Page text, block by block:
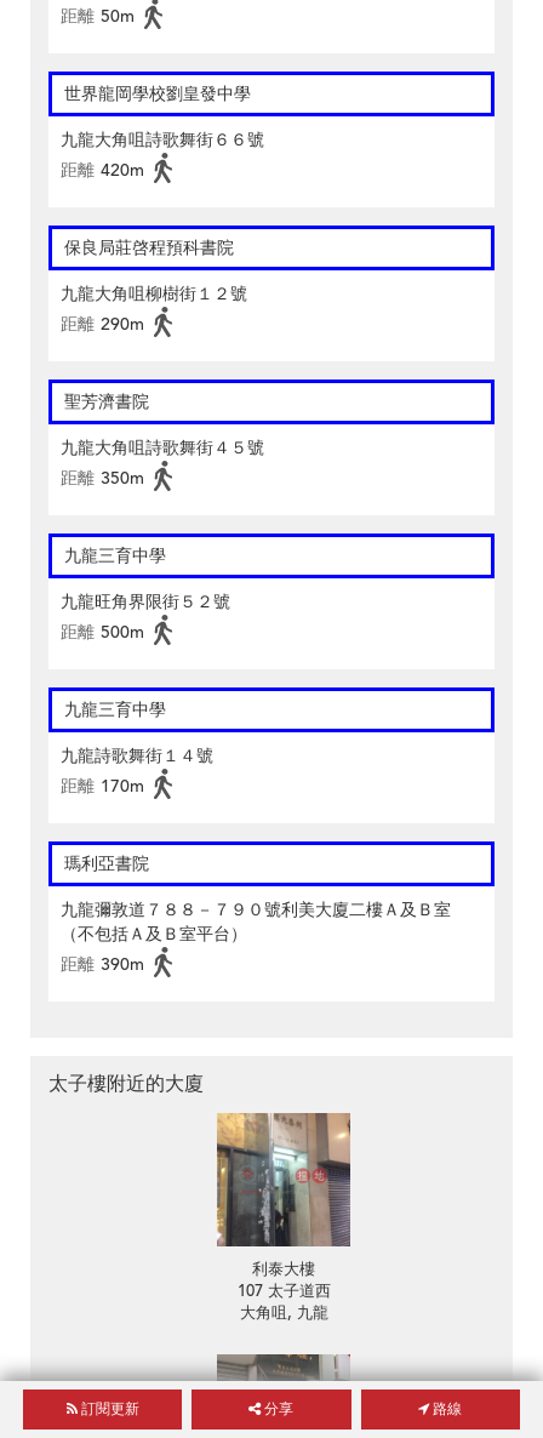
距離 50m
世界龍岡學校劉皇發中學
九龍大角咀詩歌舞街６６號
距離 420m
保良局莊啓程預科書院
九龍大角咀柳樹街１２號
距離 290m
聖芳濟書院
九龍大角咀詩歌舞街４５號
距離 350m
九龍三育中學
九龍旺角界限街５２號
距離 500m
九龍三育中學
九龍詩歌舞街１４號
距離 170m
瑪利亞書院
九龍彌敦道７８８－７９０號利美大廈二樓Ａ及Ｂ室
（不包括Ａ及Ｂ室平台）
距離 390m
太子樓附近的大廈
利泰大樓
107 太子道西
大角咀, 九龍
訂閱更新 分享 路線